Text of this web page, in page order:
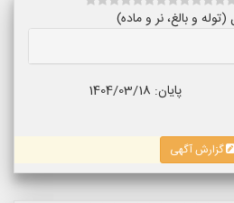
و بالغ، نر و ماده)
پایان: 1404/03/18
گزارش آگهی